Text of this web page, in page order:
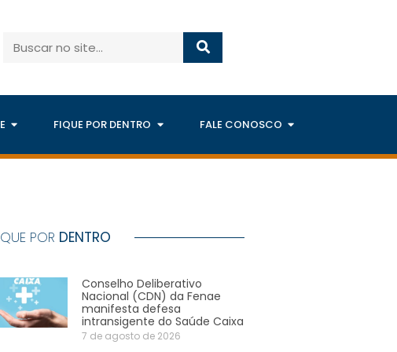
FIQUE POR DENTRO FALE CONOSCO
POR DENTRO
Conselho Deliberativo
Nacional (CDN) da Fenae
manifesta defesa
intransigente do Saúde Caixa
7 de agosto de 2026